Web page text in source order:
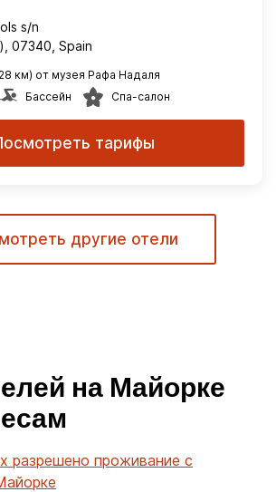
s/n
07340, Spain
км) от музея Рафа Надаля
Бассейн Спа-салон
тарифы
другие отели
на Майорке
разрешено проживание с